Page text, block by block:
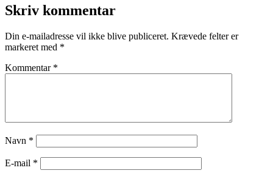
Den
ultimative
til
Cypern
Skriv kommentar
Din e-mailadresse vil ikke blive publiceret. Krævede felter er
markeret med *
Kommentar *
Navn *
E-mail *